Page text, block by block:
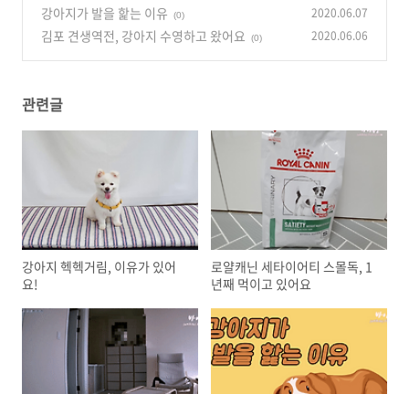
강아지가 발을 핥는 이유 (0) 2020.06.07
김포 견생역전, 강아지 수영하고 왔어요 (0) 2020.06.06
관련글
강아지 헥헥거림, 이유가 있어
요!
로얄캐닌 세타이어티 스몰독, 1
년째 먹이고 있어요